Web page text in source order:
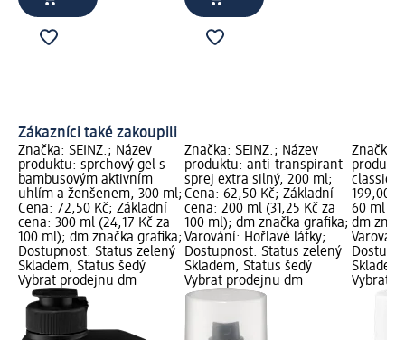
Zákazníci také zakoupili
Značka: SEINZ.; Název
produktu: sprchový gel s
bambusovým aktivním
uhlím a ženšenem, 300 ml;
Cena: 72,50 Kč; Základní
cena: 300 ml (24,17 Kč za
100 ml); dm značka grafika;
Dostupnost: Status zelený
Skladem, Status šedý
Vybrat prodejnu dm
Značka: SEINZ.; Název
produktu: anti-transpirant
sprej extra silný, 200 ml;
Cena: 62,50 Kč; Základní
cena: 200 ml (31,25 Kč za
100 ml); dm značka grafika;
Varování: Hořlavé látky;
Dostupnost: Status zelený
Skladem, Status šedý
Vybrat prodejnu dm
Značka:
classic,
199,00
60 ml
dm
Vybrat